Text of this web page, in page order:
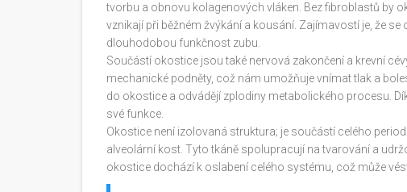
tvorbu a obnovu kolagenových vláken. Bez fibroblastů by
vznikají při běžném žvýkání a kousání. Zajímavostí je, že
dlouhodobou funkčnost zubu.
Součástí okostice jsou také nervová zakončení a krevní
mechanické podněty, což nám umožňuje vnímat tlak a
do okostice a odvádějí zplodiny metabolického procesu.
své funkce.
Okostice není izolovaná struktura; je součástí celého
alveolární kost. Tyto tkáně spolupracují na tvarování a
okostice dochází k oslabení celého systému, což může